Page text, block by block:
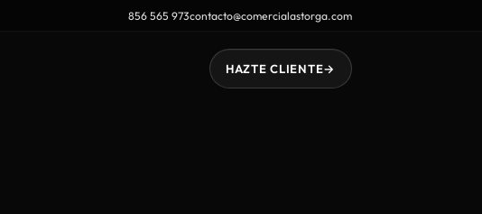
856 565 973contacto@comercialastorga.com
HAZTE CLIENTE→